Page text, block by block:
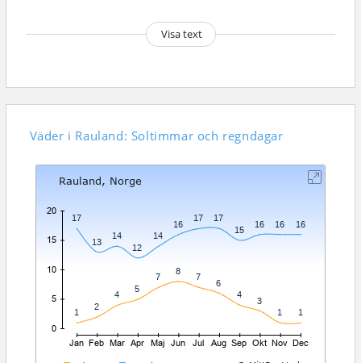
Visa text
Väder i Rauland: Soltimmar och regndagar